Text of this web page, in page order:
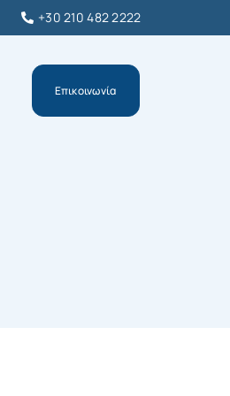
+30 210 482 2222
Επικοινωνία